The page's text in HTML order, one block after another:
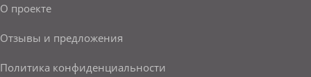
О проекте
Отзывы и предложения
Политика конфиденциальности